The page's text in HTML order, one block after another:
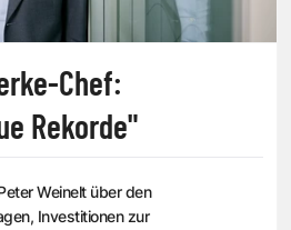
Chef:
Rekorde"
Weinelt über den
Investitionen zur